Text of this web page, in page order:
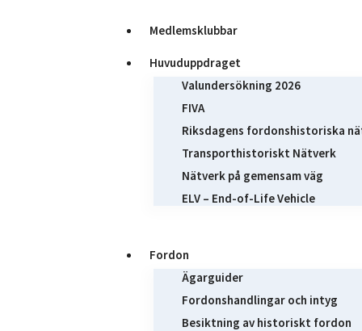
Medlemsklubbar
Huvuduppdraget
Valundersökning 2026
FIVA
Riksdagens fordonshistoriska
Transporthistoriskt Nätverk
Nätverk på gemensam väg
ELV – End-of-Life Vehicle
Fordon
Ägarguider
Fordonshandlingar och intyg
Besiktning av historiskt fordon